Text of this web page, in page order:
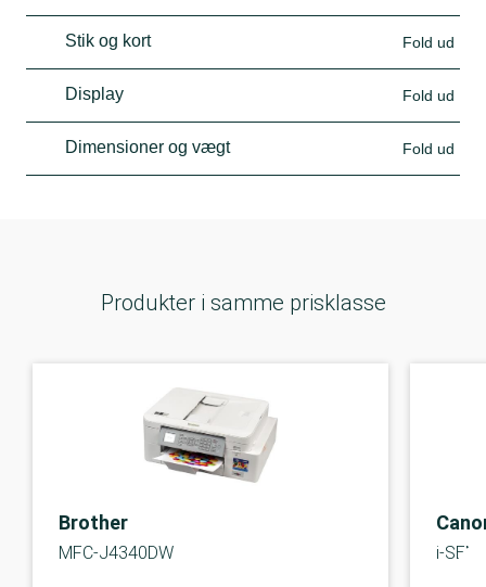
Stik og kort Fold ud
Display Fold ud
Dimensioner og vægt Fold ud
Produkter i samme prisklasse
Brother
MFC-J4340DW i-